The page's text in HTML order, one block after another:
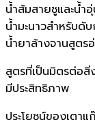
น้ำส้มสายชูและน้ำ
น้ำมะนาวสำหรับดั
น้ำยาล้างจานสูตร
สูตรที่เป็นมิตรต่อสิ่
มีประสิทธิภาพ
ประโยชน์ของเตาแ